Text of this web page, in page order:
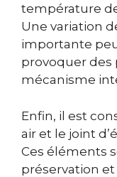
température
Une variation
importante
provoquer des
mécanisme
Enfin, il est
air et le joint
Ces éléments
préservation et